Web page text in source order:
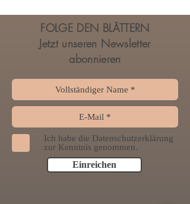
FOLGE DEN BLÄTTERN
Jetzt unseren Newsletter
abonnieren
Ich habe die Datenschutzerklärung
zur Kenntnis genommen.
Einreichen